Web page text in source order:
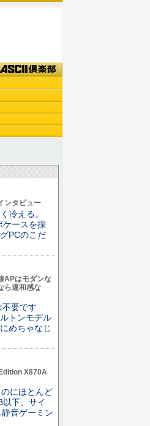
ンタビュー
冷える。
ケースを採
PCのこだ
APはモダンな
ら違和感な
要です
トンモデル
めちゃなじ
X870A
にほとんど
下、サイ
音ゲーミン